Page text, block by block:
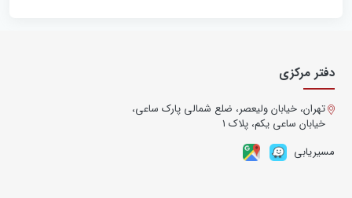
دفتر مرکزی
تهران، خیابان ولیعصر، ضلع شمالی پارک ساعی،
خیابان ساعی یکم، پلاک ۱
مسیریابی